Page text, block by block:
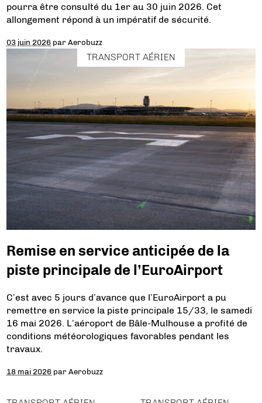
pourra être consulté du 1er au 30 juin 2026. Cet
allongement répond à un impératif de sécurité.
03 juin 2026 parAerobuzz
TRANSPORT AÉRIEN
Remise en service anticipée de la
piste principale de l’EuroAirport
C’est avec 5 jours d’avance que l’EuroAirport a pu
remettre en service la piste principale 15/33, le samedi
16 mai 2026. L’aéroport de Bâle-Mulhouse a profité de
conditions météorologiques favorables pendant les
travaux.
18 mai 2026 parAerobuzz